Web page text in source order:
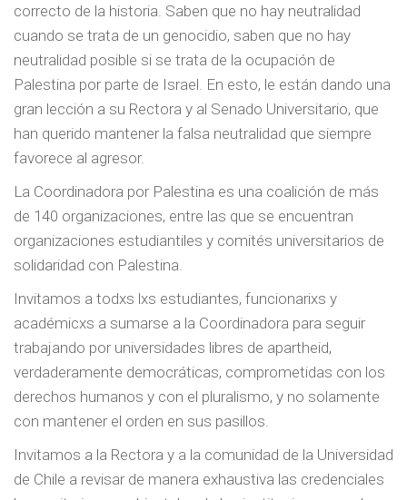
correcto de la historia. Saben que no hay neutralidad
cuando se trata de un genocidio, saben que no hay
neutralidad posible si se trata de la ocupación de
Palestina por parte de Israel. En esto, le están dando una
gran lección a su Rectora y al Senado Universitario, que
han querido mantener la falsa neutralidad que siempre
favorece al agresor.
La Coordinadora por Palestina es una coalición de más
de 140 organizaciones, entre las que se encuentran
organizaciones estudiantiles y comités universitarios de
solidaridad con Palestina.
Invitamos a todxs lxs estudiantes, funcionarixs y
académicxs a sumarse a la Coordinadora para seguir
trabajando por universidades libres de apartheid,
verdaderamente democráticas, comprometidas con los
derechos humanos y con el pluralismo, y no solamente
con mantener el orden en sus pasillos.
Invitamos a la Rectora y a la comunidad de la Universidad
de Chile a revisar de manera exhaustiva las credenciales